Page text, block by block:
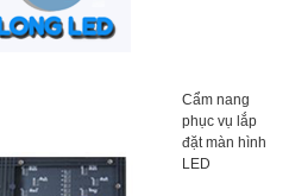
Cẩm nang
phục vụ lắp
đặt màn hình
LED